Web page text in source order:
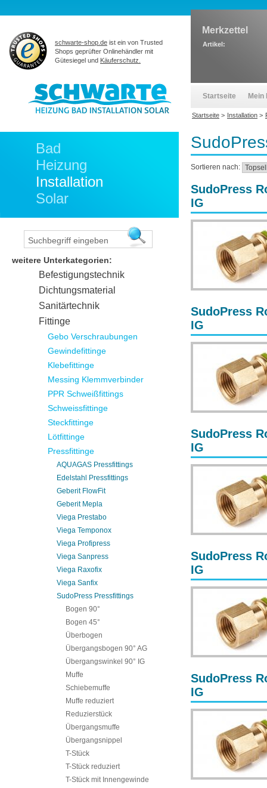
Sortieren nach:
SudoPress
IG
SudoPress
IG
SudoPress
IG
SudoPress
IG
SudoPress
IG
Bad
Heizung
Installation
Solar
weitere Unterkategorien:
Befestigungstechnik
Dichtungsmaterial
Sanitärtechnik
Fittinge
Gebo Verschraubungen
Gewindefittinge
Klebefittinge
Messing Klemmverbinder
PPR Schweißfittings
Schweissfittinge
Steckfittinge
Lötfittinge
Pressfittinge
AQUAGAS Pressfittings
Edelstahl Pressfittings
Geberit FlowFit
Geberit Mepla
Viega Prestabo
Viega Temponox
Viega Profipress
Viega Sanpress
Viega Raxofix
Viega Sanfix
SudoPress Pressfittings
Bogen 90°
Bogen 45°
Überbogen
Übergangsbogen 90° AG
Übergangswinkel 90° IG
Muffe
Schiebemuffe
Muffe reduziert
Reduzierstück
Übergangsmuffe
Übergangsnippel
T-Stück
T-Stück reduziert
T-Stück mit Innengewinde
schwarte-shop.de ist ein von Trusted
Shops geprüfter Onlinehändler mit
Gütesiegel und Käuferschutz.
Merkzettel
Artikel:
Startseite Mein
Startseite > Installation >